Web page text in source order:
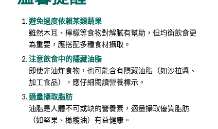
避免過度依賴某類蔬果
雖然木耳、檸檬等食物對解膩有幫助，但均衡飲食更
為重要，應搭配多種食材攝取。
注意飲食中的隱藏油脂
即使非油炸食物，也可能含有隱藏油脂（如沙拉醬、
加工食品），應仔細閱讀營養標示。
適量攝取脂肪
油脂是人體不可或缺的營養素，適量攝取優質脂肪
（如堅果、橄欖油）有益健康。